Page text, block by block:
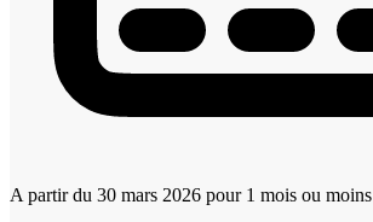
A partir du 30 mars 2026 pour 1 mois ou moins